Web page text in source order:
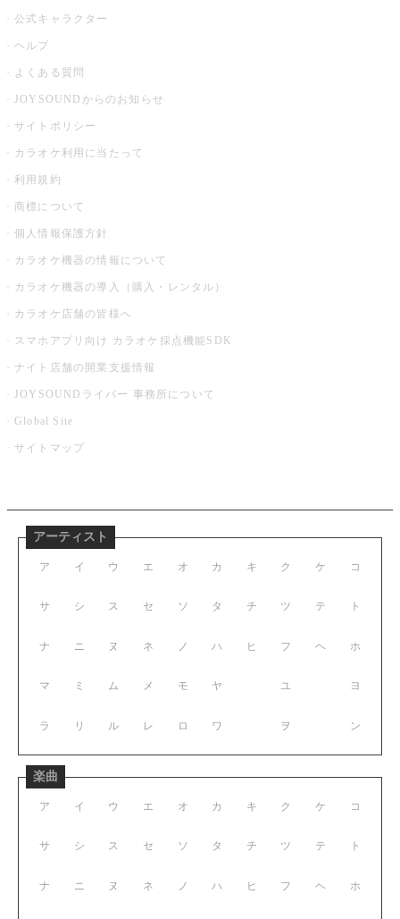
公式キャラクター
ヘルプ
よくある質問
JOYSOUNDからのお知らせ
サイトポリシー
カラオケ利用に当たって
利用規約
商標について
個人情報保護方針
カラオケ機器の情報について
カラオケ機器の導入（購入・レンタル）
カラオケ店舗の皆様へ
スマホアプリ向け カラオケ採点機能SDK
ナイト店舗の開業支援情報
JOYSOUNDライバー 事務所について
Global Site
サイトマップ
アーティスト
ア イ ウ エ オ
サ シ ス セ ソ
ナ ニ ヌ ネ ノ
マ ミ ム メ モ
ラ リ ル レ ロ
カ キ ク ケ コ
タ チ ツ テ ト
ハ ヒ フ ヘ ホ
ヤ ユ ヨ
ワ ヲ ン
楽曲
ア イ ウ エ オ
サ シ ス セ ソ
ナ ニ ヌ ネ ノ
カ キ ク ケ コ
タ チ ツ テ ト
ハ ヒ フ ヘ ホ